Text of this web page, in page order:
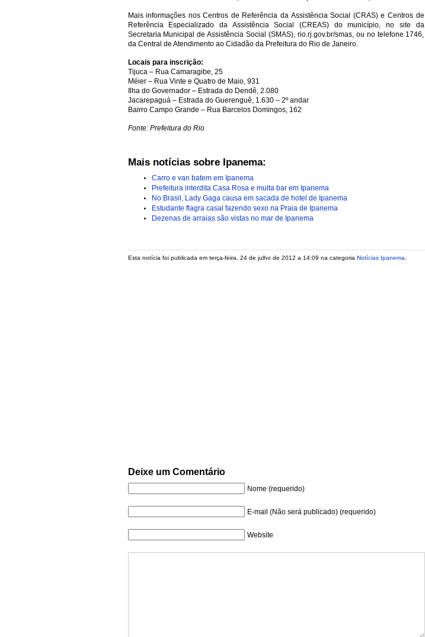
Mais informações nos Centros de Referência da Assistência Social (CRAS) e Centros de
Referência Especializado da Assistência Social (CREAS) do município, no site da
Secretaria Municipal de Assistência Social (SMAS), rio.rj.gov.br/smas, ou no telefone 1746,
da Central de Atendimento ao Cidadão da Prefeitura do Rio de Janeiro.
Locais para inscrição:
Tijuca – Rua Camaragibe, 25
Méier – Rua Vinte e Quatro de Maio, 931
Ilha do Governador – Estrada do Dendê, 2.080
Jacarepaguá – Estrada do Guerenguê, 1.630 – 2º andar
Bairro Campo Grande – Rua Barcelos Domingos, 162
Fonte: Prefeitura do Rio
Mais notícias sobre Ipanema:
Carro e van batem em Ipanema
Prefeitura interdita Casa Rosa e multa bar em Ipanema
No Brasil, Lady Gaga causa em sacada de hotel de Ipanema
Estudante flagra casal fazendo sexo na Praia de Ipanema
Dezenas de arraias são vistas no mar de Ipanema
Esta notícia foi publicada em terça-feira, 24 de julho de 2012 a 14:09 na categoria Notícias Ipanema
Deixe um Comentário
Nome (requerido)
E-mail (Não será publicado) (requerido)
Website